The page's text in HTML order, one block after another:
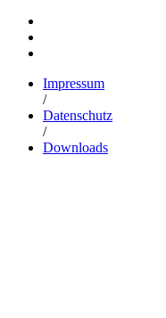
Impressum
/
Datenschutz
/
Downloads